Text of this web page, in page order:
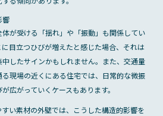
響
が受ける「揺れ」や「振動」も関係してい
目立つひびが増えたと感じた場合、それは
したサインかもしれません。また、交通量
現場の近くにある住宅では、日常的な微振
広がっていくケースもあります。
い素材の外壁では、こうした構造的影響を